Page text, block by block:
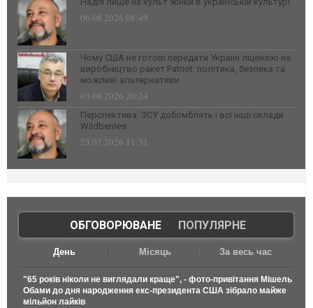
06.08.2026 08:49
Чому США не готові передати Україні ліцензію на
виробництво ракет Patriot: політика, безпека та
можливі альтернативи
03.08.2026 20:24
Перспектива: ЗСУ добомблять і всі інші склади
Wildberries
23.07.2026 11:31
ОБГОВОРЮВАНЕ| ПОПУЛЯРНЕ
День Місяць За весь час
"65 років ніколи не виглядали краще", - фото-привітання Мішель
Обами до дня народження екс-президента США зібрало майже
мільйон лайків